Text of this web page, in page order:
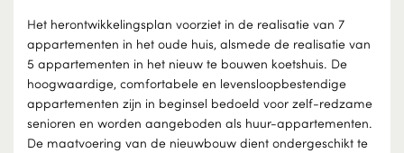
Het herontwikkelingsplan voorziet in de realisatie van 7
appartementen in het oude huis, alsmede de realisatie van
5 appartementen in het nieuw te bouwen koetshuis. De
hoogwaardige, comfortabele en levensloopbesten­dige
appartementen zijn in beginsel bedoeld voor zelf-redzame
senioren en worden aangeboden als huur-appartementen.
De maatvoering van de nieuwbouw dient ondergeschikt te